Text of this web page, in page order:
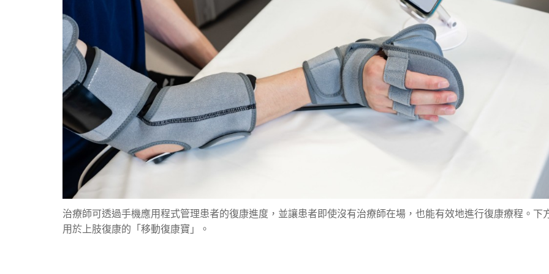
治療師可透過手機應用程式管理患者的復康進度，並讓患者即使沒有治療師在場，也能有效地進行復康療程。下
用於上肢復康的「移動復康寶」。